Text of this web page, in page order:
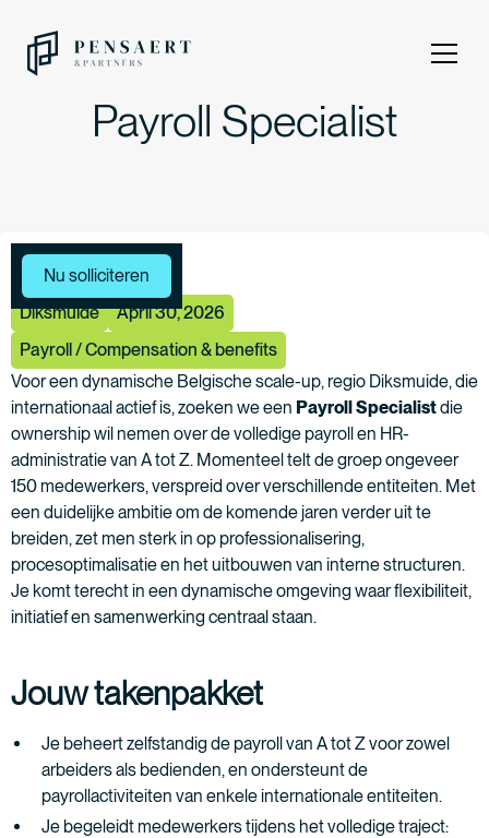
Payroll Specialist
Meer vacatures
Diksmuide
April 30, 2026
Payroll / Compensation & benefits
Voor een dynamische Belgische scale-up, regio Diksmuide, die
internationaal actief is, zoeken we een Payroll Specialistdie
ownership wil nemen over de volledige payroll en HR-
administratie van A tot Z. Momenteel telt de groep ongeveer
150 medewerkers, verspreid over verschillende entiteiten. Met
een duidelijke ambitie om de komende jaren verder uit te
breiden, zet men sterk in op professionalisering,
procesoptimalisatie en het uitbouwen van interne structuren.
Je komt terecht in een dynamische omgeving waar flexibiliteit,
initiatief en samenwerking centraal staan.
Jouw takenpakket
Je beheert zelfstandig de payroll van A tot Z voor zowel
arbeiders als bedienden, en ondersteunt de
payrollactiviteiten van enkele internationale entiteiten.
Je begeleidt medewerkers tijdens het volledige traject:
Nu solliciteren